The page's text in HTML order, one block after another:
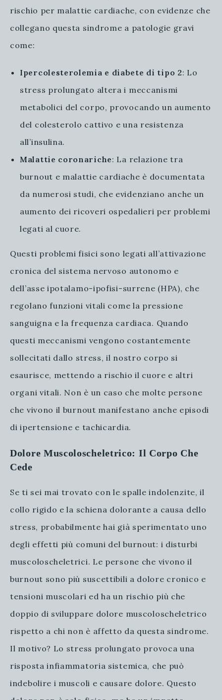
rischio per malattie cardiache, con evidenze che
collegano questa sindrome a patologie gravi
come:
Ipercolesterolemia e diabete di tipo 2: Lo
stress prolungato altera i meccanismi
metabolici del corpo, provocando un aumento
del colesterolo cattivo e una resistenza
all’insulina.
Malattie coronariche: La relazione tra
burnout e malattie cardiache è documentata
da numerosi studi, che evidenziano anche un
aumento dei ricoveri ospedalieri per problemi
legati al cuore.
Questi problemi fisici sono legati all’attivazione
cronica del sistema nervoso autonomo e
dell’asse ipotalamo-ipofisi-surrene (HPA), che
regolano funzioni vitali come la pressione
sanguigna e la frequenza cardiaca. Quando
questi meccanismi vengono costantemente
sollecitati dallo stress, il nostro corpo si
esaurisce, mettendo a rischio il cuore e altri
organi vitali. Non è un caso che molte persone
che vivono il burnout manifestano anche episodi
di ipertensione e tachicardia.
Dolore Muscoloscheletrico: Il Corpo Che
Cede
Se ti sei mai trovato con le spalle indolenzite, il
collo rigido e la schiena dolorante a causa dello
stress, probabilmente hai già sperimentato uno
degli effetti più comuni del burnout: i disturbi
muscoloscheletrici. Le persone che vivono il
burnout sono più suscettibili a dolore cronico e
tensioni muscolari ed ha un rischio più che
doppio di sviluppare dolore muscoloscheletrico
rispetto a chi non è affetto da questa sindrome.
Il motivo? Lo stress prolungato provoca una
risposta infiammatoria sistemica, che può
indebolire i muscoli e causare dolore. Questo